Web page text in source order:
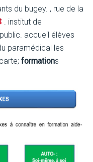
du bugey. , rue de la
. institut de
accueil élèves
paramédical les
formations